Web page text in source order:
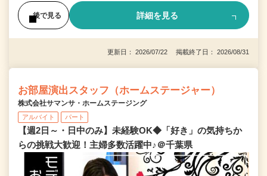
後で見る 詳細を見る
更新日： 2026/07/22 掲載終了日： 2026/08/31
お部屋演出スタッフ（ホームステージャー）
株式会社サマンサ・ホームステージング
アルバイト パート
【週2日～・日中のみ】未経験OK◆「好き」の気持ちか
らの挑戦大歓迎！主婦多数活躍中♪＠千葉県